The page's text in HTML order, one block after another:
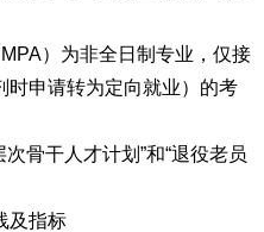
）为非全日制专业，仅接
时申请转为定向就业）的考
次骨干人才计划”和“退役老员
及指标